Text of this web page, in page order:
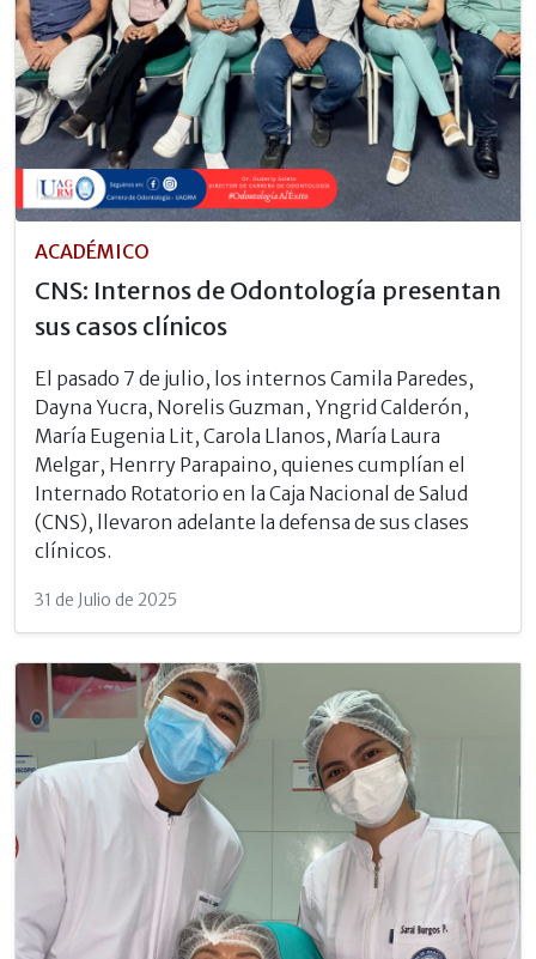
ACADÉMICO
CNS: Internos de Odontología presentan
sus casos clínicos
El pasado 7 de julio, los internos Camila Paredes,
Dayna Yucra, Norelis Guzman, Yngrid Calderón,
María Eugenia Lit, Carola Llanos, María Laura
Melgar, Henrry Parapaino, quienes cumplían el
Internado Rotatorio en la Caja Nacional de Salud
(CNS), llevaron adelante la defensa de sus clases
clínicos.
31 de Julio de 2025